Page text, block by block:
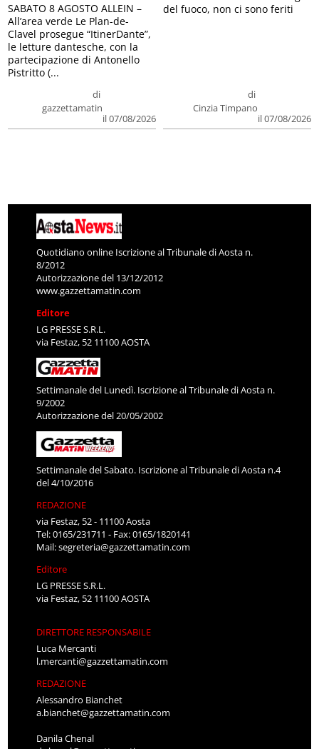
di
gazzettamatin
il 07/08/2026
SABATO 8 AGOSTO ALLEIN –
All’area verde Le Plan-de-
Clavel prosegue “ItinerDante”,
le letture dantesche, con la
partecipazione di Antonello
Pistritto (...
di
Cinzia Timpano
il 07/08/2026
del fuoco, non ci sono feriti
Quotidiano online Iscrizione al Tribunale di Aosta n.
8/2012
Autorizzazione del 13/12/2012
www.gazzettamatin.com
Editore
LG PRESSE S.R.L.
via Festaz, 52 11100 AOSTA
Settimanale del Lunedì. Iscrizione al Tribunale di Aosta n.
9/2002
Autorizzazione del 20/05/2002
Settimanale del Sabato. Iscrizione al Tribunale di Aosta n.4
del 4/10/2016
REDAZIONE
via Festaz, 52 - 11100 Aosta
Tel: 0165/231711 - Fax: 0165/1820141
Mail:segreteria@gazzettamatin.com
Editore
LG PRESSE S.R.L.
via Festaz, 52 11100 AOSTA
DIRETTORE RESPONSABILE
Luca Mercanti
l.mercanti@gazzettamatin.com
REDAZIONE
Alessandro Bianchet
a.bianchet@gazzettamatin.com
Danila Chenal